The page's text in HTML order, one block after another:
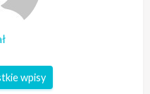
wpisy